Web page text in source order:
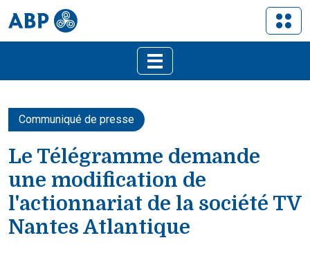
Communiqué de presse
Le Télégramme demande
une modification de
l'actionnariat de la société TV
Nantes Atlantique